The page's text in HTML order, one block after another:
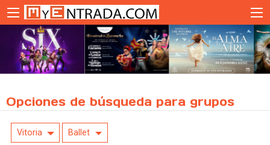
Opciones de búsqueda para grupos
Vitoria Ballet